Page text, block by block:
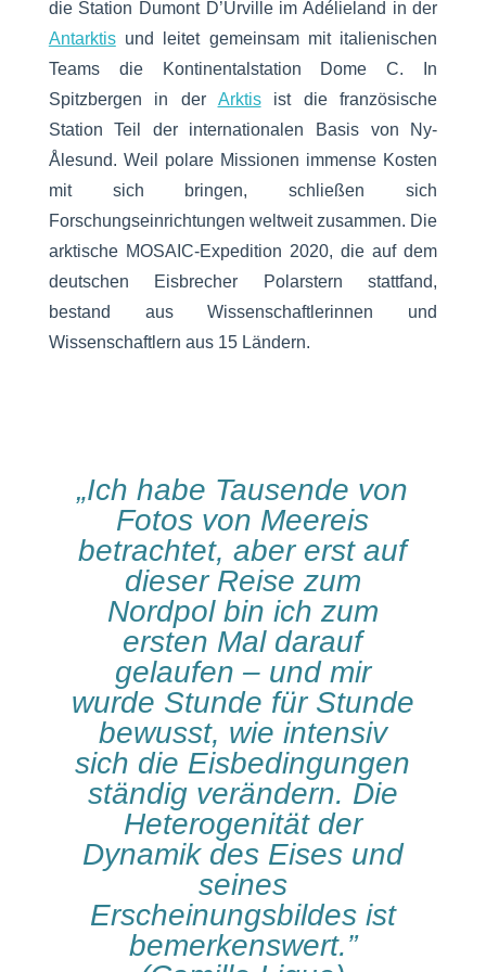
die Station Dumont D’Urville im Adélieland in der
Antarktisund leitet gemeinsam mit italienischen
Teams die Kontinentalstation Dome C. In
Spitzbergen in der Arktisist die französische
Station Teil der internationalen Basis von Ny-
Ålesund. Weil polare Missionen immense Kosten
mit sich bringen, schließen sich
Forschungseinrichtungen weltweit zusammen. Die
arktische MOSAIC-Expedition 2020, die auf dem
deutschen Eisbrecher Polarstern stattfand,
bestand aus Wissenschaftlerinnen und
Wissenschaftlern aus 15 Ländern.
„Ich habe Tausende von
Fotos von Meereis
betrachtet, aber erst auf
dieser Reise zum
Nordpol bin ich zum
ersten Mal darauf
gelaufen – und mir
wurde Stunde für Stunde
bewusst, wie intensiv
sich die Eisbedingungen
ständig verändern. Die
Heterogenität der
Dynamik des Eises und
seines
Erscheinungsbildes ist
bemerkenswert.”